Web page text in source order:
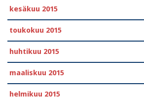
kesäkuu 2015
toukokuu 2015
huhtikuu 2015
maaliskuu 2015
helmikuu 2015